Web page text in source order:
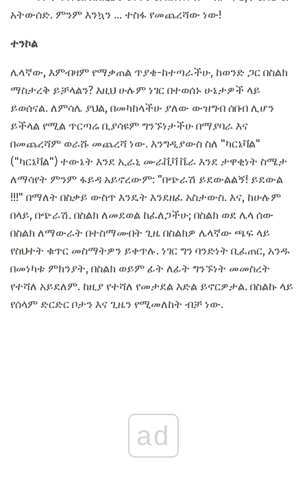
አትውሰድ. ምንም እንኳን ... ተስፋ የመጨረሻው ነው!
ተንኮል
ሌላኛው, እምብዛም የማቃጠል ጥያቄ-ከተጣራችሁ, ከወንድ ጋር በስልክ
ማስታረቅ ይቻላልን? እዚህ ሁሉም ነገር በተወሰኑ ሁኔታዎች ላይ
ይወሰናል. ለምሳሌ ያህል, በመካከላችሁ ያለው ውዝግብ ሰበብ ሊሆን
ይችላል የሚል ጥርጣሬ ቢያሳዩም ግንኙነታችሁ በማያባራ እና
በመጨረሻም ወራሹ መጨረሻ ነው. እንግዲያውስ ስለ "ካርኔቫል"
("ካርኔቫል") ተውኔት እንደ ኢራኒ ሙራቪቫ ቬራ እንደ ታዋቂነት ስሜታ
ለማሳየት ምንም ፋይዳ አይኖረውም: "በጭራሽ ይደውልልኝ! ይደውል
!!!" በማለት በስቃይ ውስጥ እንዴት እንደዘፈ አስታውስ. እና, ከሁሉም
በላይ, በጭራሽ. በስልክ ለመደወል ከፈለጋችሁ; በስልክ ወደ ሌላ ሰው
በስልክ ለማውራት በተስማሙበት ጊዜ በስልክዎ ሌላኛው ጫፍ ላይ
የስህተት ቁጥር መስማትዎን ይቀጥሉ. ነገር ግን ባንድነት ቢፈጠር, አንዱ
በመነካቱ ምክንያት, በስልክ ወይም ፊት ለፊት ግንኙነት መመስረት
የተሻለ አይደለም. ከዚያ የተሻለ የመታደል እድል ይኖርዎታል. በስልኩ ላይ
የሰላም ድርድር ቦታን እና ጊዜን የሚመለከት ብቻ ነው.
ad